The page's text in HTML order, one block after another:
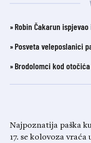
Robin Čakarun
Posveta veleposlanici
Brodolomci kod
Najpoznatija paška
17. se kolovoza